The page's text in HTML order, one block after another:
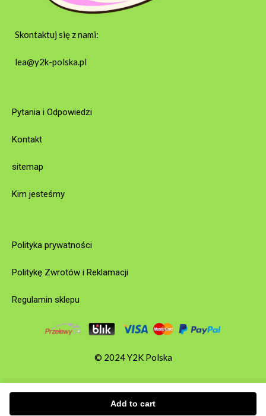
Add to cart
Skontaktuj się z nami:
lea@y2k-polska.pl
Pytania i Odpowiedzi
Kontakt
sitemap
Kim jesteśmy
Polityka prywatności
Politykę Zwrotów i Reklamacji
Regulamin sklepu
© 2024 Y2K Polska